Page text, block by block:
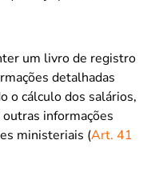
um livro de registro
detalhadas
o cálculo dos salários,
informações
ministeriais (Art. 41